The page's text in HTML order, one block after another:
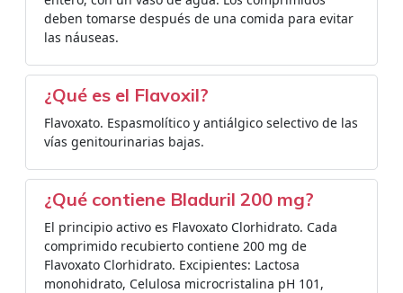
deben tomarse después de una comida para evitar
las náuseas.
¿Qué es el Flavoxil?
Flavoxato. Espasmolítico y antiálgico selectivo de las
vías genitourinarias bajas.
¿Qué contiene Bladuril 200 mg?
El principio activo es Flavoxato Clorhidrato. Cada
comprimido recubierto contiene 200 mg de
Flavoxato Clorhidrato. Excipientes: Lactosa
monohidrato, Celulosa microcristalina pH 101,